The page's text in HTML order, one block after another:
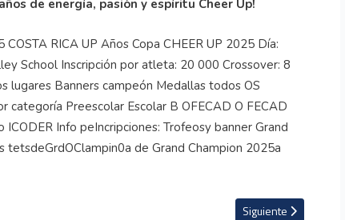
de energía, pasión y espíritu Cheer Up!
invicto Artículo siguiente:
Siguiente